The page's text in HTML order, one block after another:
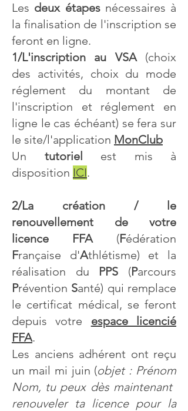
Les deux étapesnécessaires à
la finalisation de l'inscription se
feront en ligne.
1/L'inscription au VSA(choix
des activités, choix du mode
réglement du montant de
l'inscription et réglement en
ligne le cas échéant) se fera sur
le site/l'application MonClub
Un tutoriel est mis à
disposition ICI.
2/La création / le
renouvellement de votre
licence FFA(Fédération
Française d'Athlétisme) et la
réalisation du PPS (Parcours
Prévention Santé) qui remplace
le certificat médical, se feront
depuis votre espace licencié
FFA.
Les anciens adhérent ont reçu
un mail mi juin (objet : Prénom
Nom, tu peux dès maintenant ​
renouveler ta licence pour la